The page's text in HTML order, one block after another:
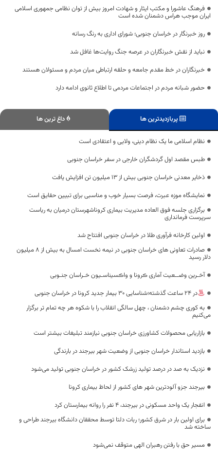
فرهنگ عاشورا و مکتب ایثار و شهادت امروز بیش از توان نظامی جمهوری اسلامی
ایران موجب هراس دشمنان شده است
روز خبرنگار در خراسان جنوبی؛ شورای اداری به رنگ رسانه
نباید از نقش خبرنگاران در عرصه جنگ روایت‌ها غافل شد
خبرنگاران در خط مقدم جامعه و حلقه ارتباطی میان مردم و مسئولان هستند
حضور شبانه مردم در اجتماعات مردمی تا اطلاع ثانوی ادامه دارد
پربازدیدترین ها داغ ترین ها
نظام اسلامی ما یک نظام دینی، ولایی و اعتقادی است
طبس مقصد اول گردشگران خارجی در سفر خراسان جنوبی
ذخایر معدنی خراسان جنوبی بیش از ۱۳ میلیون تن افزایش یافت
نمایشگاه موزه عبرت، فرصت بسیار خوب و مناسبی برای تبیین حقایق است
برگزاری جلسه فوق العاده مدیریت بیماری کروناشهرستان درمیان به ریاست
سرپرست فرمانداری
اولین کارخانه فرآوری طلا در خراسان جنوبی افتتاح شد
صادرات تعاونی های خراسان جنوبی در نیمه نخست امسال به بیش از 8 میلیون
دلار رسید
آخـرین وضــعیت آماری ڪرونا و واڪسیناسـیون خـراسان جنـوبی
در 24 ساعت گذشته؛شناسایی 30 بیمار جدید کرونا در خراسان جنوبی
به کوری چشم دشمنان ، چهل سالگی انقلاب را با شکوه هر چه تمام تر برگزار
می‌کنیم
بازاریابی محصولات کشاورزی خراسان جنوبی نیازمند تبلیغات بیشتر است
بازدید استاندار خراسان جنوبی از وضعیت شهر بیرجند در بارندگی
نزدیک به صد در درصد تولید زرشک کشور در خراسان جنوبی تولید می‌شود
بیرجند جزو آلودترین شهر های کشور از لحاظ بیماری کرونا
انفجار یک واحد مسکونی در بیرجند، 4 نفر را روانه بیمارستان کرد
برای اولین بار در شرق کشور؛ ربات دلتا توسط محققان دانشگاه بیرجند طراحی و
ساخته شد
مسیر حق با رفتن رهبران الهی متوقف نمی‌شود